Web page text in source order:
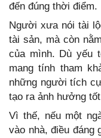
đến đúng thời điểm.
Người xưa nói tài
tài sản, mà còn
của mình. Dù yếu
mang tính tham
những người tích
tạo ra ảnh hưởng
Vì thế, nếu một
vào nhà, điều đáng